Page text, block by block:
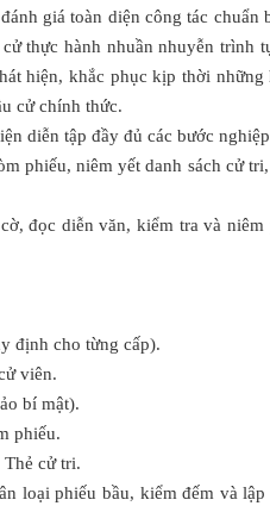
giá toàn diện công tác
thực hành nhuần nhuyễn trình
hiện, khắc phục kịp thời
cử chính thức.
diễn tập đầy đủ các bước
phiếu, niêm yết danh sách cử
đọc diễn văn, kiểm tra và
định cho từng cấp).
viên.
bí mật).
phiếu.
cử tri.
loại phiếu bầu, kiểm đếm và